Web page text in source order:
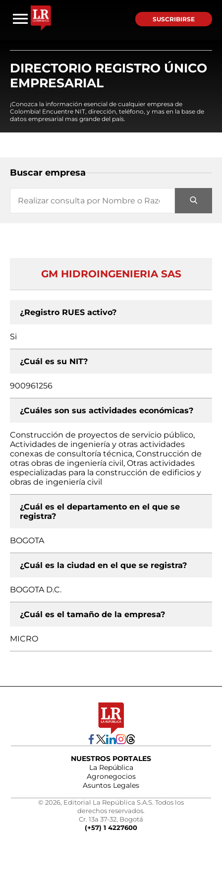
SUSCRIBIRSE
DIRECTORIO REGISTRO ÚNICO
EMPRESARIAL
¡Conozca la información esencial de cualquier empresa de
Colombia! Encuentre NIT, dirección, teléfono, y mas en la base de
datos empresarial mas grande del país.
Buscar empresa
GM HIDROINGENIERIA SAS
¿Registro RUES activo?
Si
¿Cuál es su NIT?
900961256
¿Cuáles son sus actividades económicas?
Construcción de proyectos de servicio público,
Actividades de ingeniería y otras actividades
conexas de consultoría técnica, Construcción de
otras obras de ingeniería civil, Otras actividades
especializadas para la construcción de edificios y
obras de ingeniería civil
¿Cuál es el departamento en el que se
registra?
BOGOTA
¿Cuál es la ciudad en el que se registra?
BOGOTA D.C.
¿Cuál es el tamaño de la empresa?
MICRO
NUESTROS PORTALES
La República
Agronegocios
Asuntos Legales
© 2026, Editorial La República S.A.S. Todos los
derechos reservados.
Cr. 13a 37-32, Bogotá
(+57) 1 4227600